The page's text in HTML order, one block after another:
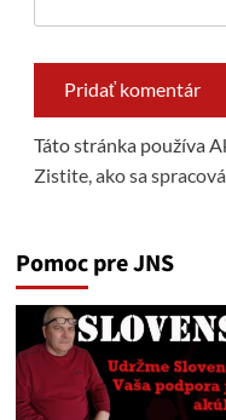
Táto stránka používa
Zistite, ako sa
Pomoc pre JNS